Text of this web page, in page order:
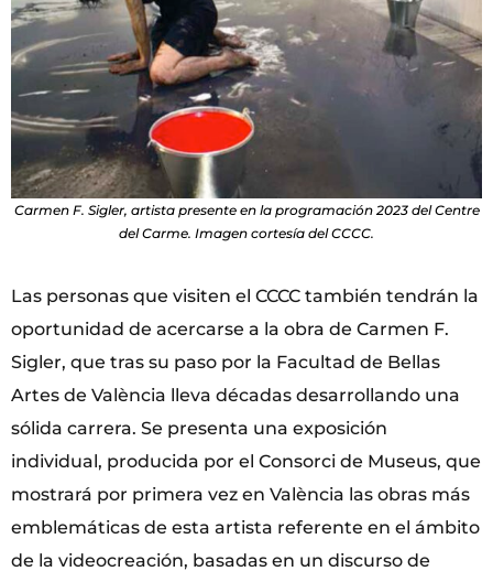
Carmen F. Sigler, artista presente en la programación 2023 del Centre
del Carme. Imagen cortesía del CCCC.
Las personas que visiten el CCCC también tendrán la
oportunidad de acercarse a la obra de Carmen F.
Sigler, que tras su paso por la Facultad de Bellas
Artes de València lleva décadas desarrollando una
sólida carrera. Se presenta una exposición
individual, producida por el Consorci de Museus, que
mostrará por primera vez en València las obras más
emblemáticas de esta artista referente en el ámbito
de la videocreación, basadas en un discurso de